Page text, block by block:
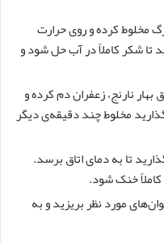
مخلوط کرده و روی حرارت
تا شکر کاملاً در آب حل شود و
نارنج، زعفران دم کرده و
مخلوط چند دقیقه‌ی دیگر
تا به دمای اتاق برسد.
خنک شود.
مورد نظر بریزید و به